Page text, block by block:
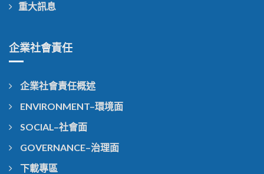
重大訊息
企業社會責任
企業社會責任概述
ENVIRONMENT–環境面
SOCIAL–社會面
GOVERNANCE–治理面
下載專區